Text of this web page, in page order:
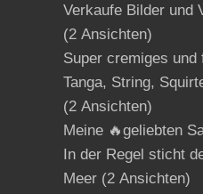
Verkaufe Bilder und
(2 Ansichten)
Super cremiges
Tanga, String,
(2 Ansichten)
Meine 🔥geliebten
In der Regel sticht
Meer (2 Ansichten)